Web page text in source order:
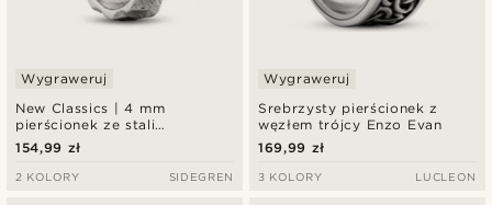
New Classics | 4 mm
pierścionek ze stali
nierdzewnej z rustykalnym
wykończeniem w srebrnym
kolorze
Wygraweruj
154,99 zł
2 KOLORY SIDEGREN
Srebrzysty pierścionek z
węzłem trójcy Enzo Evan
Wygraweruj
169,99 zł
3 KOLORY LUCLEON